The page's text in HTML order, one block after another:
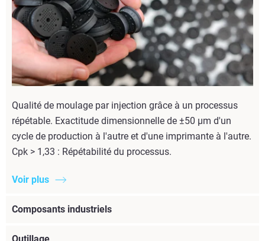
Qualité de moulage par injection grâce à un processus
répétable. Exactitude dimensionnelle de ±50 µm d'un
cycle de production à l'autre et d'une imprimante à l'autre.
Cpk > 1,33 : Répétabilité du processus.
Voir plus
Composants industriels